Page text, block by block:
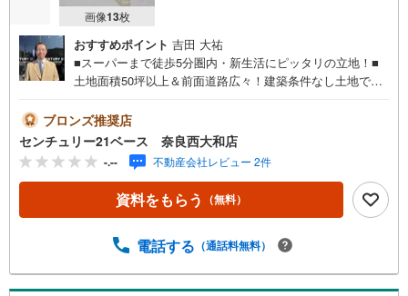
画像13枚
おすすめポイント 吉田 大祐
■スーパーまで徒歩5分圏内・新生活にピッタリの立地！■
土地面積50坪以上＆前面道路広々！建築条件なし土地で
事終わりのお時間でもご見学可！・今から見たい！という
お声にもご対応できます！◇住宅ローンもお任せくださ
い！◇・提携銀行多数あり（地方銀行・都市銀行・信用金
庫etc）・優遇後適用金利 0.875％～（審査内容により異な
ります）--- ◇◇ Yahoo！不動産キャンペーン対象店舗 ◇◇
----当店で物件を成約いただくとPayPayボーナスライトが
象になります。「資料をもらう」「見学予約をする」から
のうえお問い合わせください。-----------------------------
ブロンズ推奨店
センチュリー21ベース 奈良西大和店
-.-- 不動産会社レビュー 2件
資料をもらう （無料）
電話する （通話料無料）